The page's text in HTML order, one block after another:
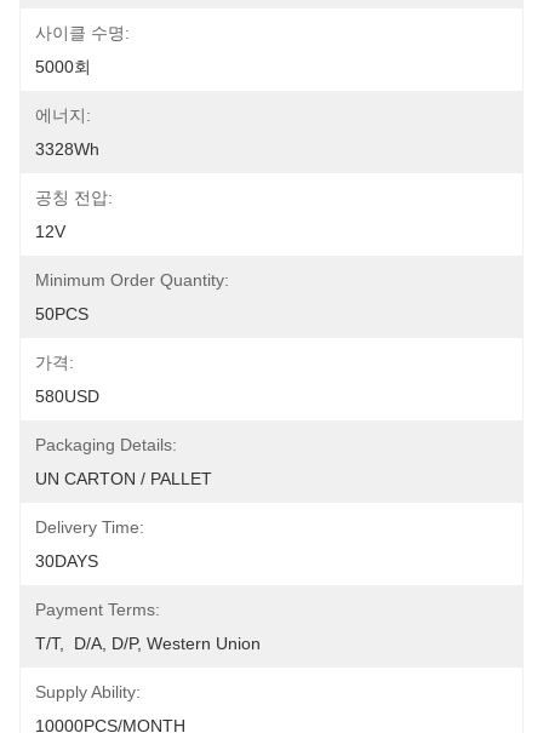
사이클 수명:
5000회
에너지:
3328Wh
공칭 전압:
12V
Minimum Order Quantity:
50PCS
가격:
580USD
Packaging Details:
UN CARTON / PALLET
Delivery Time:
30DAYS
Payment Terms:
T/T,  D/A, D/P, Western Union
Supply Ability:
10000PCS/MONTH